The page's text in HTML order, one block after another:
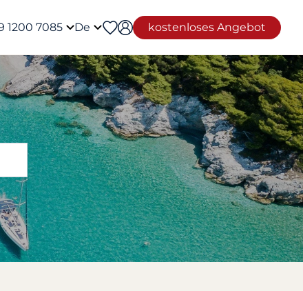
1200 7085 De kostenloses Angebot